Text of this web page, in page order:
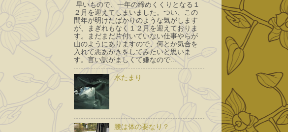
早いもので、一年の締めくくりとなる１
２月を迎えてしまいました。つい、この
間年が明けたばかりのような気がします
が、まぎれもなく１２月を迎えておりま
す。まだまだ片付いていない仕事やらが
山のようにありますので、何とか気合を
入れて悪あがきをしてみたいと思いま
す。言い訳がましくて嫌なので...
水たまり
腰は体の要なり？